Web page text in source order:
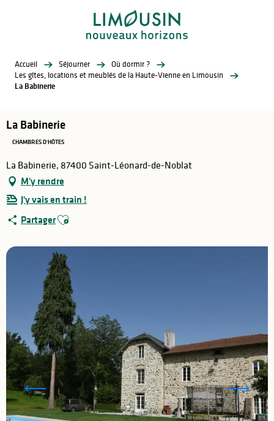
Accueil Séjourner
Où dormir ?
Les gîtes, locations et meublés de la Haute-Vienne en Limousin
La Babinerie
La Babinerie
CHAMBRES D'HÔTES
La Babinerie, 87400 Saint-Léonard-de-Noblat
M'y rendre
J'y vais en train !
PartagerAjouter aux favoris